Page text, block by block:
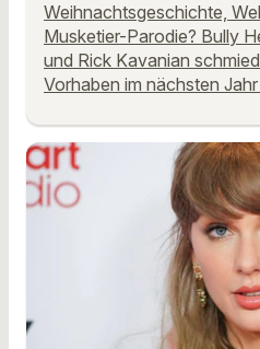
Weihnachtsgeschichte,
Musketier-Parodie? Bully
und Rick Kavanian
Vorhaben im nächsten